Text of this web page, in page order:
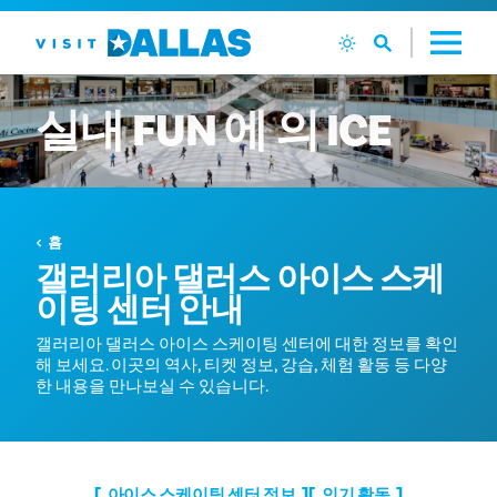
본문으로 건너뛰기
실내FUN에의ICE
홈
갤러리아 댈러스 아이스 스케
이팅 센터 안내
갤러리아 댈러스 아이스 스케이팅 센터에 대한 정보를 확인
해 보세요. 이곳의 역사, 티켓 정보, 강습, 체험 활동 등 다양
한 내용을 만나보실 수 있습니다.